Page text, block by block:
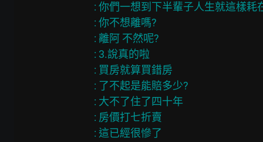
: 你們一想到下半輩子人生就這樣耗
: 你不想離嗎?
: 離阿 不然呢?
: 3.說真的啦
: 買房就算買錯房
: 了不起是能賠多少?
: 大不了住了四十年
: 房價打七折賣
: 這已經很慘了